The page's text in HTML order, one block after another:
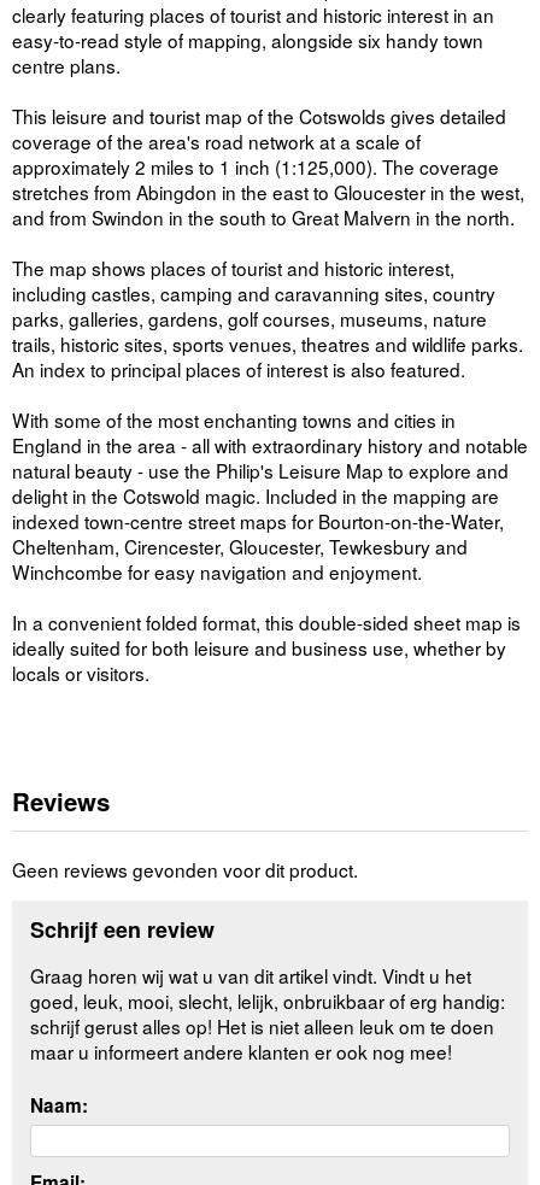
clearly featuring places of tourist and historic interest in an
easy-to-read style of mapping, alongside six handy town
centre plans.
This leisure and tourist map of the Cotswolds gives detailed
coverage of the area's road network at a scale of
approximately 2 miles to 1 inch (1:125,000). The coverage
stretches from Abingdon in the east to Gloucester in the west,
and from Swindon in the south to Great Malvern in the north.
The map shows places of tourist and historic interest,
including castles, camping and caravanning sites, country
parks, galleries, gardens, golf courses, museums, nature
trails, historic sites, sports venues, theatres and wildlife parks.
An index to principal places of interest is also featured.
With some of the most enchanting towns and cities in
England in the area - all with extraordinary history and notable
natural beauty - use the Philip's Leisure Map to explore and
delight in the Cotswold magic. Included in the mapping are
indexed town-centre street maps for Bourton-on-the-Water,
Cheltenham, Cirencester, Gloucester, Tewkesbury and
Winchcombe for easy navigation and enjoyment.
In a convenient folded format, this double-sided sheet map is
ideally suited for both leisure and business use, whether by
locals or visitors.
Reviews
Geen reviews gevonden voor dit product.
Schrijf een review
Graag horen wij wat u van dit artikel vindt. Vindt u het
goed, leuk, mooi, slecht, lelijk, onbruikbaar of erg handig:
schrijf gerust alles op! Het is niet alleen leuk om te doen
maar u informeert andere klanten er ook nog mee!
Naam: